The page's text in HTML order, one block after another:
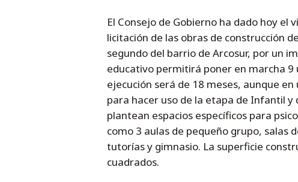
El Consejo de Gobierno ha dado hoy
licitación de las obras de construcción
segundo del barrio de Arcosur, por un
educativo permitirá poner en marcha 9
ejecución será de 18 meses, aunque
para hacer uso de la etapa de Infantil y
plantean espacios específicos para
como 3 aulas de pequeño grupo, salas
tutorías y gimnasio. La superficie
cuadrados.